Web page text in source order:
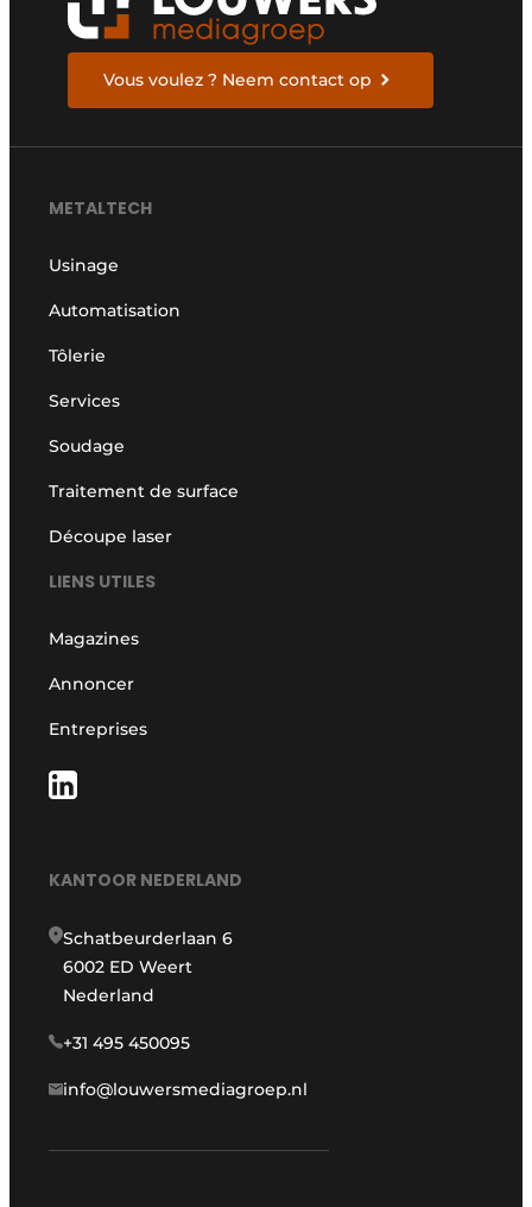
Vous voulez ? Neem contact op
METALTECH
Usinage
Automatisation
Tôlerie
Services
Soudage
Traitement de surface
Découpe laser
LIENS UTILES
Magazines
Annoncer
Entreprises
KANTOOR NEDERLAND
Schatbeurderlaan 6
6002 ED Weert
Nederland
+31 495 450095
info@louwersmediagroep.nl